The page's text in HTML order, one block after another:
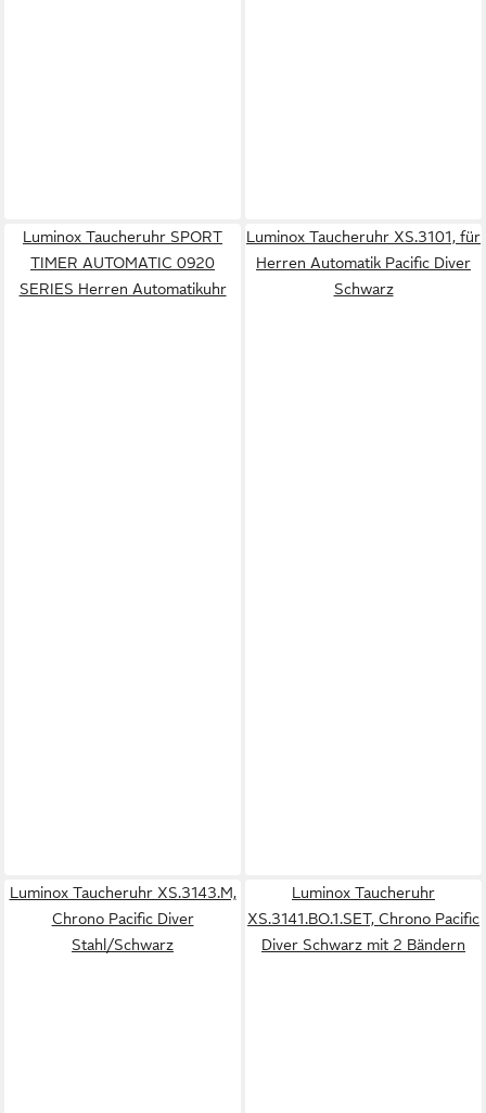
Luminox Taucheruhr SPORT
TIMER AUTOMATIC 0920
SERIES Herren Automatikuhr
Luminox Taucheruhr XS.3101, für
Herren Automatik Pacific Diver
Schwarz
Luminox Taucheruhr XS.3143.M,
Chrono Pacific Diver
Stahl/Schwarz
Luminox Taucheruhr
XS.3141.BO.1.SET, Chrono Pacific
Diver Schwarz mit 2 Bändern